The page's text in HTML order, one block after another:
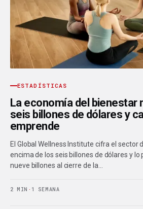
ESTADÍSTICAS
La economía del bienestar
seis billones de dólares y
emprende
El Global Wellness Institute cifra el sector
encima de los seis billones de dólares y lo
nueve billones al cierre de la…
2 MIN · 1 SEMANA